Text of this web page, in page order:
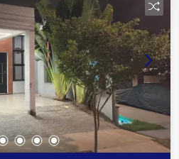
Quadra poliesportiva 2
construção 2 salões de
contato e